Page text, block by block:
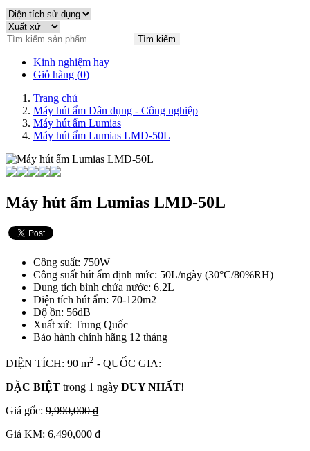
Tìm kiếm
Kinh nghiệm hay
Giỏ hàng (0)
Trang chủ
Máy hút ẩm Dân dụng - Công nghiệp
Máy hút ẩm Lumias
Máy hút ẩm Lumias LMD-50L
Máy hút ẩm Lumias LMD-50L
Công suất: 750W
Công suất hút ẩm định mức: 50L/ngày (30°C/80%RH)
Dung tích bình chứa nước: 6.2L
Diện tích hút ẩm: 70-120m2
Độ ồn: 56dB
Xuất xứ: Trung Quốc
Bảo hành chính hãng 12 tháng
DIỆN TÍCH: 90 m2 - QUỐC GIA:
ĐẶC BIỆT trong 1 ngày DUY NHẤT!
Giá gốc: 9,990,000 ₫
Giá KM: 6,490,000 ₫